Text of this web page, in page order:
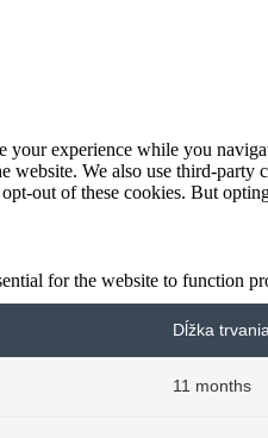
experience while you
website. We also use third-
out of these cookies. But
for the website to function
Dĺžka trvania
11 months